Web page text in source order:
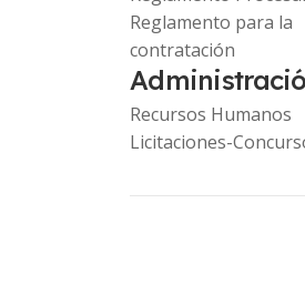
Reglamento para la
contratación
Recursos Humanos
Licitaciones-